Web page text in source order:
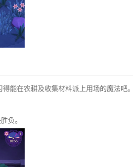
能在农耕及收集材料派上用场的魔法吧。
负。